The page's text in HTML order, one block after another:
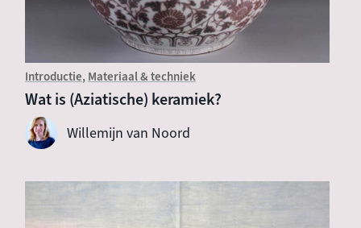
Introductie Materiaal & techniek
Wat is (Aziatische) keramiek?
Willemijn van Noord